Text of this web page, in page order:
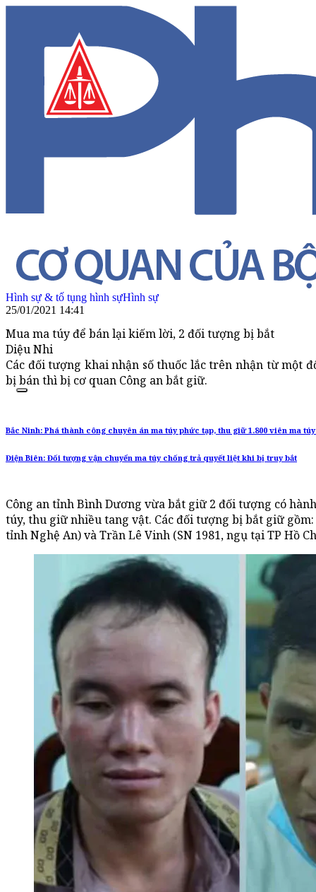
Hình sự & tố tụng hình sựHình sự
25/01/2021 14:41
Mua ma túy để bán lại kiếm lời, 2 đối tượng bị bắt
Diệu Nhi
Các đối tượng khai nhận số thuốc lắc trên nhận từ một
bị bán thì bị cơ quan Công an bắt giữ.
Bắc Ninh: Phá thành công chuyên án ma túy phức tạp, thu giữ 1.800 viên ma
Điện Biên: Đối tượng vận chuyển ma túy chống trả quyết liệt khi bị truy bắt
Công an tỉnh Bình Dương vừa bắt giữ 2 đối tượng có
túy, thu giữ nhiều tang vật. Các đối tượng bị bắt giữ gồm:
tỉnh Nghệ An) và Trần Lê Vinh (SN 1981, ngụ tại TP Hồ